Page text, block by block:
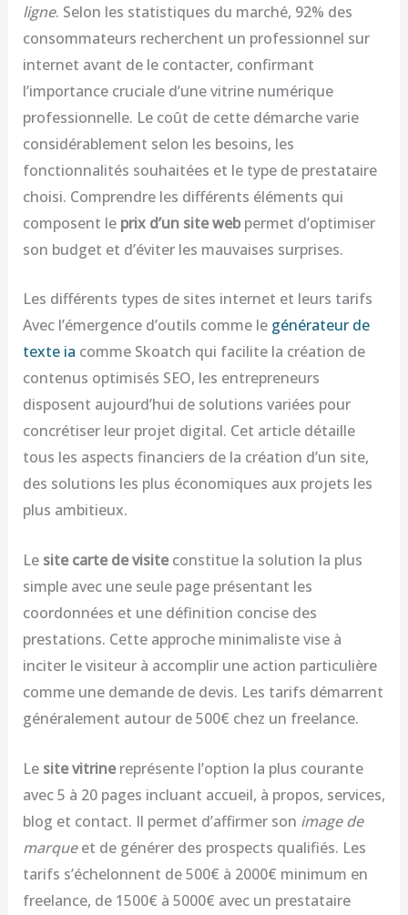
ligne. Selon les statistiques du marché, 92% des
consommateurs recherchent un professionnel sur
internet avant de le contacter, confirmant
l’importance cruciale d’une vitrine numérique
professionnelle. Le coût de cette démarche varie
considérablement selon les besoins, les
fonctionnalités souhaitées et le type de prestataire
choisi. Comprendre les différents éléments qui
composent le prix d’un site webpermet d’optimiser
son budget et d’éviter les mauvaises surprises.
Les différents types de sites internet et leurs tarifs
Avec l’émergence d’outils comme le générateur de
texte ia comme Skoatch qui facilite la création de
contenus optimisés SEO, les entrepreneurs
disposent aujourd’hui de solutions variées pour
concrétiser leur projet digital. Cet article détaille
tous les aspects financiers de la création d’un site,
des solutions les plus économiques aux projets les
plus ambitieux.
Le site carte de visiteconstitue la solution la plus
simple avec une seule page présentant les
coordonnées et une définition concise des
prestations. Cette approche minimaliste vise à
inciter le visiteur à accomplir une action particulière
comme une demande de devis. Les tarifs démarrent
généralement autour de 500€ chez un freelance.
Le site vitrinereprésente l’option la plus courante
avec 5 à 20 pages incluant accueil, à propos, services,
blog et contact. Il permet d’affirmer son image de
marqueet de générer des prospects qualifiés. Les
tarifs s’échelonnent de 500€ à 2000€ minimum en
freelance, de 1500€ à 5000€ avec un prestataire